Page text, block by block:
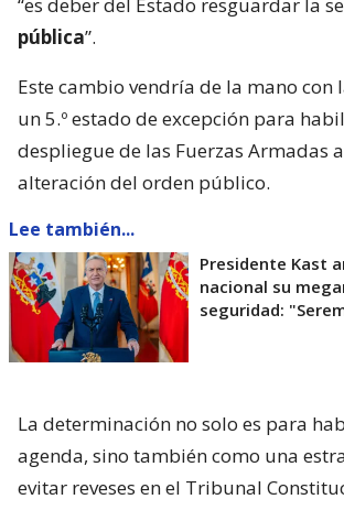
“es deber del Estado resguardar la
pública”.
Este cambio vendría de la mano con
un 5.º estado de excepción para
despliegue de las Fuerzas Armadas
alteración del orden público.
Lee también...
Presidente Kast
nacional su
seguridad:
La determinación no solo es para
agenda, sino también como una
evitar reveses en el Tribunal